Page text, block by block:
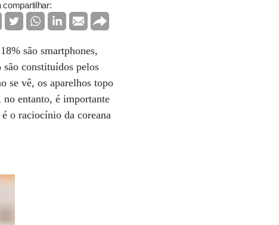
compartilhar:
são smartphones,
constituídos pelos
se vê, os aparelhos topo
no entanto, é importante
o raciocínio da coreana